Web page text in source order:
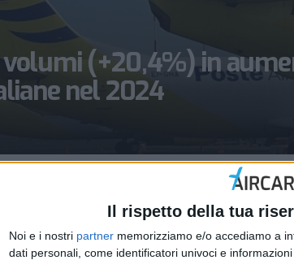
Il rispetto della tua
Noi e i nostri partner memorizziamo e/o accediamo a
dati personali, come identificatori univoci e
volumi (+20,4%) in
nel 2024